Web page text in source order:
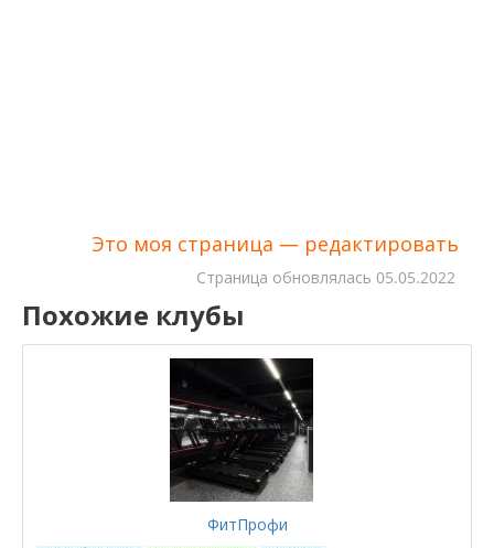
Это моя страница — редактировать
Cтраница обновлялась 05.05.2022
Похожие клубы
ФитПрофи